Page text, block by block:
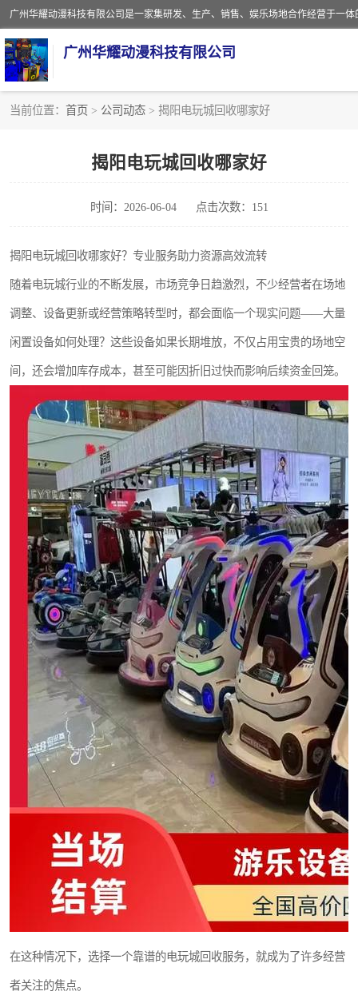
广州华耀动漫科技有限公司
当前位置： 首页 > 公司动态 > 揭阳电玩城回收哪家好
揭阳电玩城回收哪家好
时间：2026-06-04 点击次数：151
揭阳电玩城回收哪家好？专业服务助力资源高效流转
随着电玩城行业的不断发展，市场竞争日趋激烈，不少经营者在场地
调整、设备更新或经营策略转型时，都会面临一个现实问题——大量
闲置设备如何处理？这些设备如果长期堆放，不仅占用宝贵的场地空
间，还会增加库存成本，甚至可能因折旧过快而影响后续资金回笼。
在这种情况下，选择一个靠谱的电玩城回收服务，就成为了许多经营
者关注的焦点。
游戏厅回收